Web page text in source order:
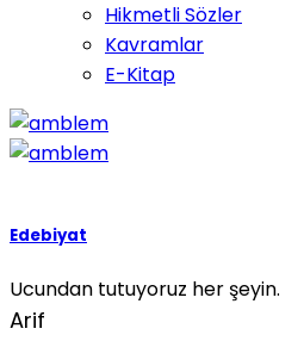
Hikmetli Sözler
Kavramlar
E-Kitap
Edebiyat
Ucundan tutuyoruz her şeyin.
Arif